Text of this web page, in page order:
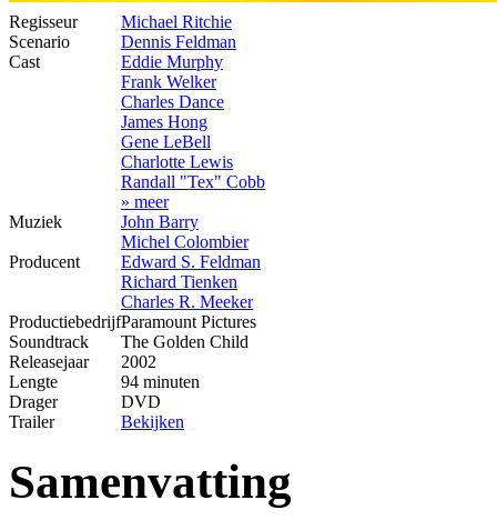
Regisseur
Michael Ritchie
Scenario
Dennis Feldman
Cast
Eddie Murphy
Frank Welker
Charles Dance
James Hong
Gene LeBell
Charlotte Lewis
Randall "Tex" Cobb
» meer
Muziek
John Barry
Michel Colombier
Producent
Edward S. Feldman
Richard Tienken
Charles R. Meeker
ProductiebedrijfParamount Pictures
Soundtrack
The Golden Child
Releasejaar
2002
Lengte
94 minuten
Drager
DVD
Trailer
Bekijken
Samenvatting